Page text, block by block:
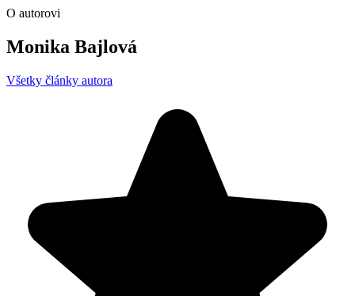
O autorovi
Monika Bajlová
Všetky články autora